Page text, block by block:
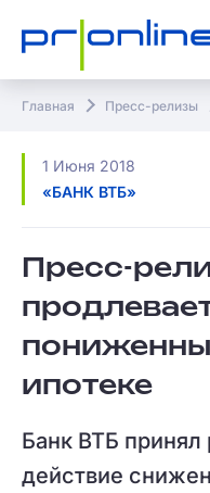
Главная Пресс-релизы
1 Июня 2018
«БАНК ВТБ»
Пресс-
ипотеке
Банк ВТБ
действие